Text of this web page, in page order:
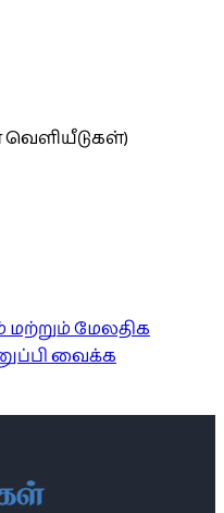
வெளியீடுகள்)
மேலதிக
வைக்க